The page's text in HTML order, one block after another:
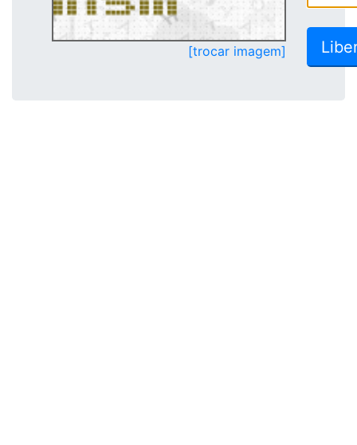
[trocar imagem]